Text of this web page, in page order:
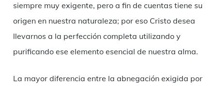
siempre muy exigente, pero a fin de cuentas tiene su
origen en nuestra naturaleza; por eso Cristo desea
llevarnos a la perfección completa utilizando y
purificando ese elemento esencial de nuestra alma.
La mayor diferencia entre la abnegación exigida por